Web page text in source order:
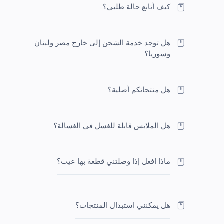
كيف أتابع حالة طلبي؟
هل توجد خدمة الشحن إلى خارج مصر ولبنان
وسوريا؟
هل منتجاتكم أصلية؟
هل الملابس قابلة للغسل في الغسالة؟
ماذا افعل إذا وصلتني قطعة بها عيب؟
هل يمكنني استبدال المنتجات؟